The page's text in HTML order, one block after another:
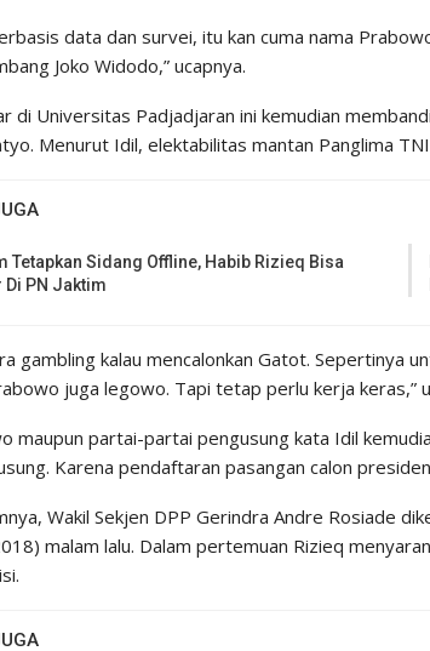
data dan survei, itu kan cuma nama
Joko Widodo,” ucapnya.
di Universitas Padjadjaran ini kemudian
Menurut Idil, elektabilitas mantan Panglima
Tetapkan Sidang Offline, Habib Rizieq Bisa
Di PN Jaktim
gambling kalau mencalonkan Gatot. Sepertinya
juga legowo. Tapi tetap perlu kerja keras,”
maupun partai-partai pengusung kata Idil
Karena pendaftaran pasangan calon
Wakil Sekjen DPP Gerindra Andre Rosiade
malam lalu. Dalam pertemuan Rizieq